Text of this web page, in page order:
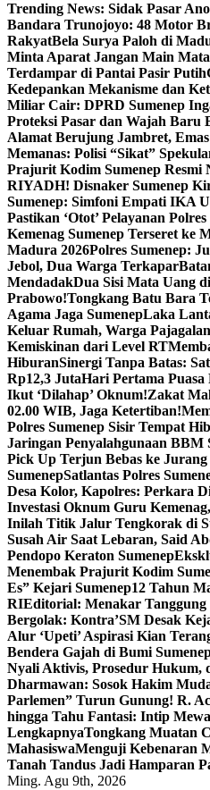
Trending News: Sidak Pasar
Bandara Trunojoyo: 48 Motor
RakyatBela Surya Paloh di
Minta Aparat Jangan Main
Terdampar di Pantai Pasir Putih
Kedepankan Mekanisme dan
Miliar Cair: DPRD Sumenep
Proteksi Pasar dan Wajah Baru
Alamat Berujung Jambret,
Memanas: Polisi “Sikat”
Prajurit Kodim Sumenep Resmi
RIYADH! Disnaker Sumenep
Sumenep: Simfoni Empati IKA
Pastikan ‘Otot’ Pelayanan
Kemenag Sumenep Terseret ke
Madura 2026Polres Sumenep:
Jebol, Dua Warga Terkapar
MendadakDua Sisi Mata Uang
Prabowo!Tongkang Batu Bara
Agama Jaga SumenepLaka
Keluar Rumah, Warga
Kemiskinan dari Level RT
HiburanSinergi Tanpa Batas:
Rp12,3 JutaHari Pertama Puasa
Ikut ‘Dilahap’ Oknum!Zakat
02.00 WIB, Jaga Ketertiban!
Polres Sumenep Sisir Tempat
Jaringan Penyalahgunaan BBM
Pick Up Terjun Bebas ke
SumenepSatlantas Polres
Desa Kolor, Kapolres: Perkara
Investasi Oknum Guru
Inilah Titik Jalur Tengkorak di
Susah Air Saat Lebaran, Said
Pendopo Keraton Sumenep
Menembak Prajurit Kodim
Es” Kejari Sumenep12 Tahun
RIEditorial: Menakar Tanggung
Bergolak: Kontra’SM Desak
Alur ‘Upeti’ Aspirasi Kian
Bendera Gajah di Bumi
Nyali Aktivis, Prosedur Hukum,
Dharmawan: Sosok Hakim
Parlemen” Turun Gunung! R.
hingga Tahu Fantasi: Intip
LengkapnyaTongkang Muatan
MahasiswaMenguji Kebenaran
Tanah Tandus Jadi Hamparan
Ming. Agu 9th, 2026